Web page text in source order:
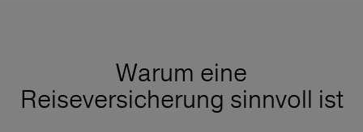
Warum eine
Reiseversicherung sinnvoll ist